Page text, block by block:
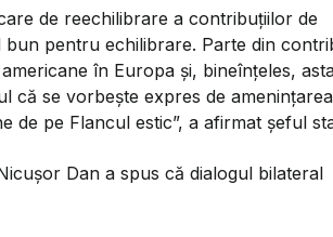
de reechilibrare a contribuțiilor de
pentru echilibrare. Parte din
în Europa și, bineînțeles,
că se vorbește expres de
pe Flancul estic”, a afirmat șeful
Dan a spus că dialogul bilateral